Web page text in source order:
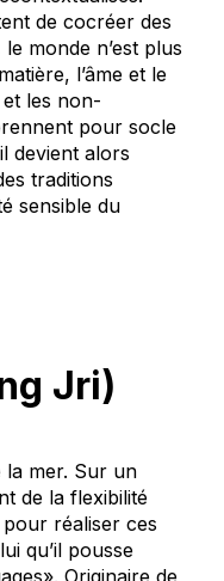
de cocréer des
le monde n’est plus
l’âme et le
les non-
pour socle
devient alors
traditions
sensible du
Jri)
la mer. Sur un
de la flexibilité
réaliser ces
qu’il pousse
Originaire de